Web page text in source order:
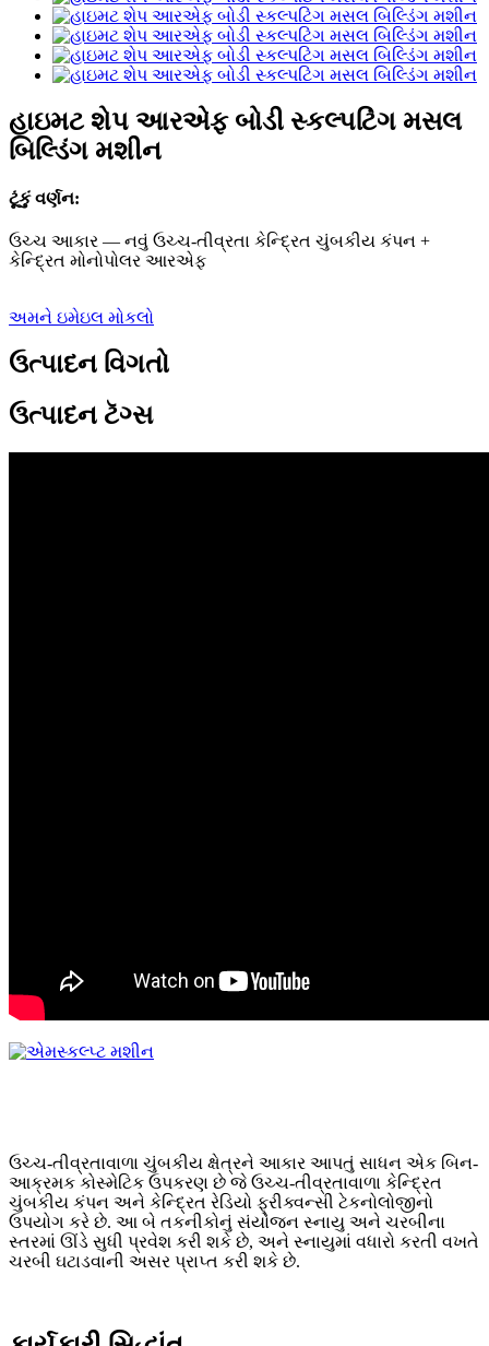
હાઇમટ શેપ આરએફ બોડી સ્કલ્પટિંગ મસલ
બિલ્ડિંગ મશીન
ટૂંકું વર્ણન:
ઉચ્ચ આકાર — નવું ઉચ્ચ-તીવ્રતા કેન્દ્રિત ચુંબકીય કંપન +
કેન્દ્રિત મોનોપોલર આરએફ
અમને ઇમેઇલ મોકલો
ઉત્પાદન વિગતો
ઉત્પાદન ટૅગ્સ
ઉચ્ચ-તીવ્રતાવાળા ચુંબકીય ક્ષેત્રને આકાર આપતું સાધન એક બિન-
આક્રમક કોસ્મેટિક ઉપકરણ છે જે ઉચ્ચ-તીવ્રતાવાળા કેન્દ્રિત
ચુંબકીય કંપન અને કેન્દ્રિત રેડિયો ફ્રીક્વન્સી ટેકનોલોજીનો
ઉપયોગ કરે છે. આ બે તકનીકોનું સંયોજન સ્નાયુ અને ચરબીના
સ્તરમાં ઊંડે સુધી પ્રવેશ કરી શકે છે, અને સ્નાયુમાં વધારો કરતી વખતે
ચરબી ઘટાડવાની અસર પ્રાપ્ત કરી શકે છે.